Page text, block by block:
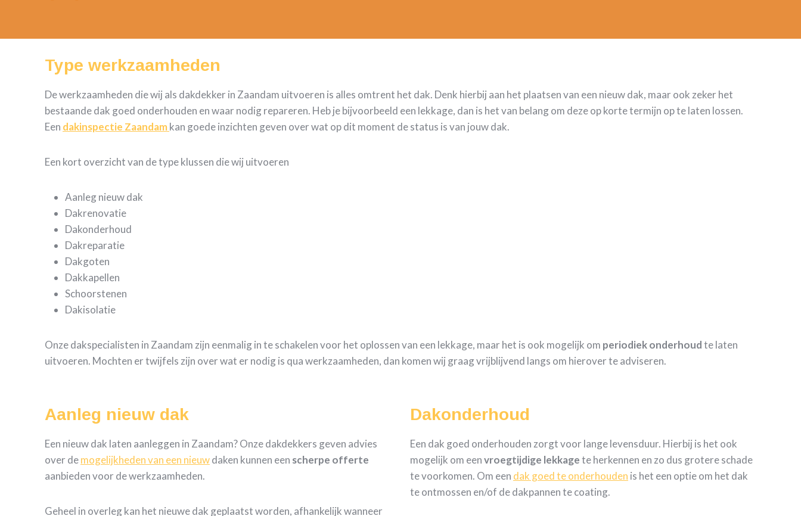
Type werkzaamheden
De werkzaamheden die wij als dakdekker in Zaandam uitvoeren is alles omtrent het dak. Denk hierbij aan het plaatsen van een nieuw dak, maar ook zeker het
bestaande dak goed onderhouden en waar nodig repareren. Heb je bijvoorbeeld een lekkage, dan is het van belang om deze op korte termijn op te laten lossen.
Een dakinspectie Zaandamkan goede inzichten geven over wat op dit moment de status is van jouw dak.
Een kort overzicht van de type klussen die wij uitvoeren
Aanleg nieuw dak
Dakrenovatie
Dakonderhoud
Dakreparatie
Dakgoten
Dakkapellen
Schoorstenen
Dakisolatie
Onze dakspecialisten in Zaandam zijn eenmalig in te schakelen voor het oplossen van een lekkage, maar het is ook mogelijk om periodiekonderhoudte laten
uitvoeren. Mochten er twijfels zijn over wat er nodig is qua werkzaamheden, dan komen wij graag vrijblijvend langs om hierover te adviseren.
Aanleg nieuw dak
Een nieuw dak laten aanleggen in Zaandam? Onze dakdekkers geven advies
over demogelijkheden van een nieuwdaken kunnen een scherpe offerte
aanbieden voor de werkzaamheden.
Geheel in overleg kan het nieuwe dak geplaatst worden, afhankelijk wanneer
Dakonderhoud
Een dak goed onderhouden zorgt voor lange levensduur. Hierbij is het ook
mogelijk om eenvroegtijdige lekkagete herkennen en zo dus grotere schade
te voorkomen. Om een dak goed te onderhouden is het een optie om het dak
te ontmossen en/of de dakpannen te coating.